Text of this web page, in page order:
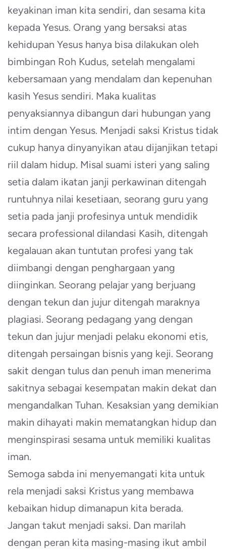
keyakinan iman kita sendiri, dan sesama kita
kepada Yesus. Orang yang bersaksi atas
kehidupan Yesus hanya bisa dilakukan oleh
bimbingan Roh Kudus, setelah mengalami
kebersamaan yang mendalam dan kepenuhan
kasih Yesus sendiri. Maka kualitas
penyaksiannya dibangun dari hubungan yang
intim dengan Yesus. Menjadi saksi Kristus tidak
cukup hanya dinyanyikan atau dijanjikan tetapi
riil dalam hidup. Misal suami isteri yang saling
setia dalam ikatan janji perkawinan ditengah
runtuhnya nilai kesetiaan, seorang guru yang
setia pada janji profesinya untuk mendidik
secara professional dilandasi Kasih, ditengah
kegalauan akan tuntutan profesi yang tak
diimbangi dengan penghargaan yang
diinginkan. Seorang pelajar yang berjuang
dengan tekun dan jujur ditengah maraknya
plagiasi. Seorang pedagang yang dengan
tekun dan jujur menjadi pelaku ekonomi etis,
ditengah persaingan bisnis yang keji. Seorang
sakit dengan tulus dan penuh iman menerima
sakitnya sebagai kesempatan makin dekat dan
mengandalkan Tuhan. Kesaksian yang demikian
makin dihayati makin mematangkan hidup dan
menginspirasi sesama untuk memiliki kualitas
iman.
Semoga sabda ini menyemangati kita untuk
rela menjadi saksi Kristus yang membawa
kebaikan hidup dimanapun kita berada.
Jangan takut menjadi saksi. Dan marilah
dengan peran kita masing-masing ikut ambil